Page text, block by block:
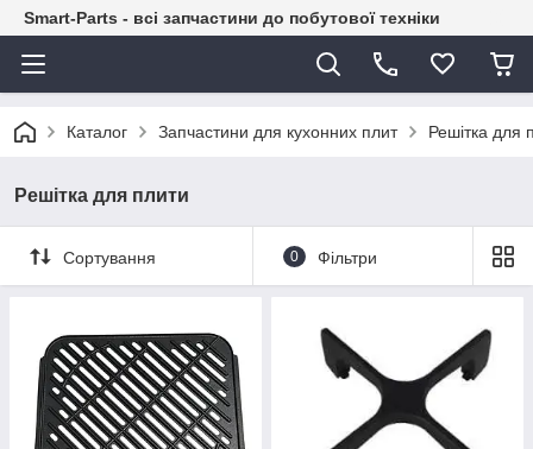
Smart-Parts - всі запчастини до побутової техніки
Каталог Запчастини для кухонних плит Решітка для
Решітка для плити
Сортування 0 Фільтри